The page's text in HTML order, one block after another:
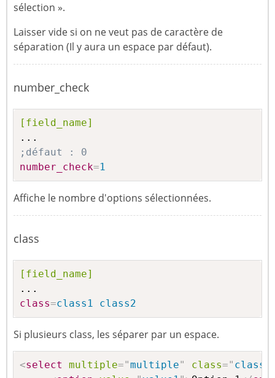
sélection ».
Laisser vide si on ne veut pas de caractère de
séparation (Il y aura un espace par défaut).
number_check
[field_name]
;défaut : 0
number_check=1
Affiche le nombre d'options sélectionnées.
class
[field_name]
class=class1 class2
Si plusieurs class, les séparer par un espace.
<select multiple="multiple" class="